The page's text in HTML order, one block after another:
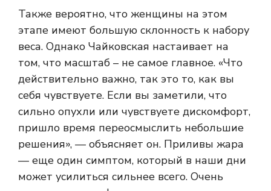
Также вероятно, что женщины на этом
этапе имеют большую склонность к набору
веса. Однако Чайковская настаивает на
том, что масштаб – не самое главное. «Что
действительно важно, так это то, как вы
себя чувствуете. Если вы заметили, что
сильно опухли или чувствуете дискомфорт,
пришло время переосмыслить небольшие
решения», — объясняет он. Приливы жара
— еще один симптом, который в наши дни
может усилиться сильнее всего. Очень